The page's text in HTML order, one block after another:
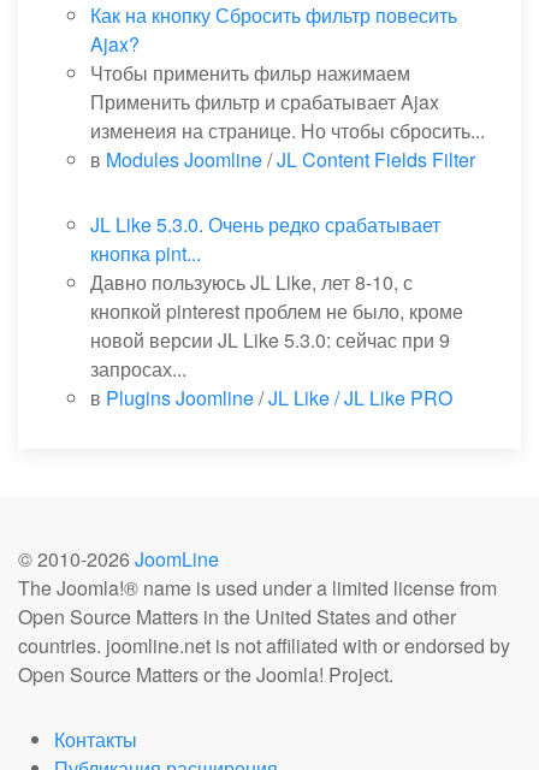
Как на кнопку Сбросить фильтр повесить
Ajax?
Чтобы применить фильр нажимаем
Применить фильтр и срабатывает Ajax
изменеия на странице. Но чтобы сбросить...
в Modules Joomline/JL Content Fields Filter
JL Like 5.3.0. Очень редко срабатывает
кнопка pint...
Давно пользуюсь JL Like, лет 8-10, с
кнопкой pinterest проблем не было, кроме
новой версии JL Like 5.3.0: сейчас при 9
запросах...
в Plugins Joomline/JL Like / JL Like PRO
© 2010-2026 JoomLine
The Joomla!® name is used under a limited license from
Open Source Matters in the United States and other
countries. joomline.net is not affiliated with or endorsed by
Open Source Matters or the Joomla! Project.
Контакты